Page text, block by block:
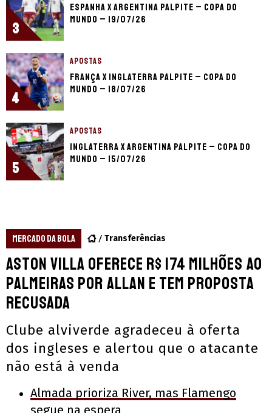
3
Espanha x Argentina palpite – Copa do
Mundo – 19/07/26
4
APOSTAS
França x Inglaterra palpite – Copa do
Mundo – 18/07/26
5
APOSTAS
Inglaterra x Argentina palpite – Copa do
Mundo – 15/07/26
MERCADO DA BOLA Transferências
Aston Villa oferece R$ 174 milhões ao
Palmeiras por Allan e tem proposta
recusada
Clube alviverde agradeceu à oferta
dos ingleses e alertou que o atacante
não está à venda
Almada prioriza River, mas Flamengo
segue na espera